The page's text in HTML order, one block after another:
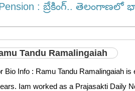
: బ్రేకింగ్‌.. తెలంగాణలో
Tandu Ramalingaiah
Bio Info : Ramu Tandu Ramalingaiah
Iam worked as a Prajasakti Daily